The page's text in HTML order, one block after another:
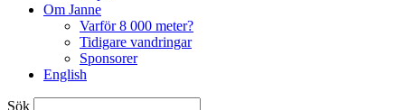
Om Janne
Varför 8 000 meter?
Tidigare vandringar
Sponsorer
English
Sök